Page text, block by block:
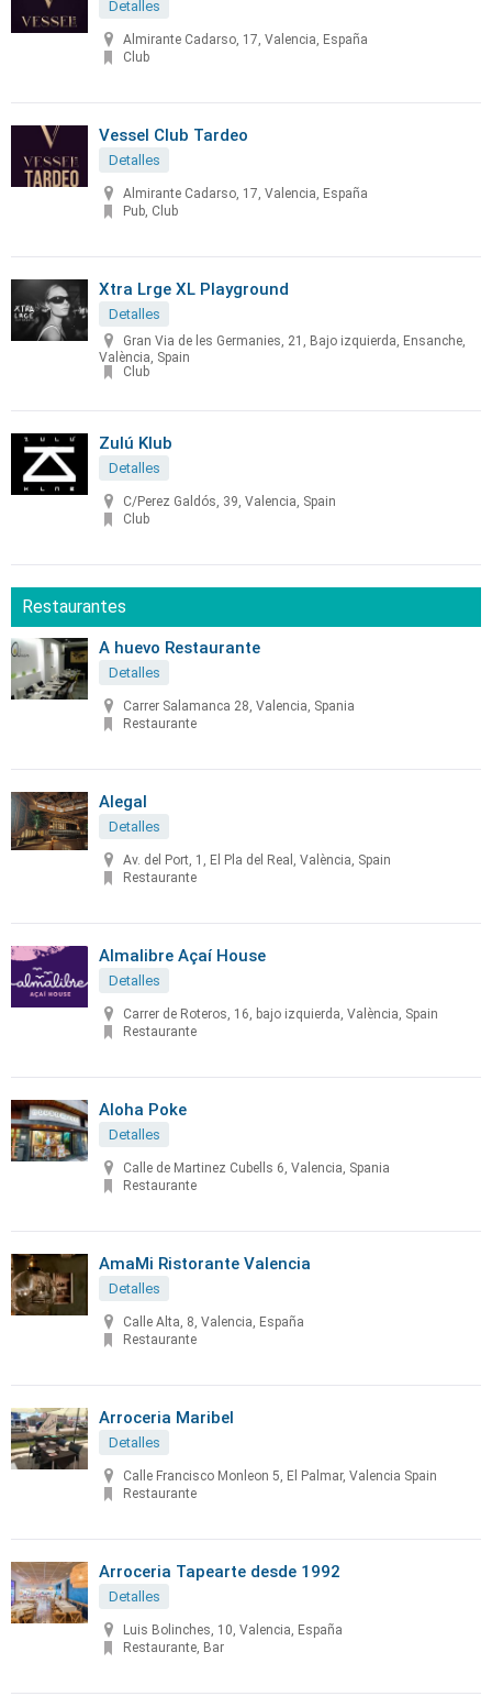
Detalles
Almirante Cadarso, 17, Valencia, España
Club
Vessel Club Tardeo
Detalles
Almirante Cadarso, 17, Valencia, España
Pub, Club
Xtra Lrge XL Playground
Detalles
Gran Via de les Germanies, 21, Bajo izquierda, Ensanche,
València, Spain
Club
Zulú Klub
Detalles
C/Perez Galdós, 39, Valencia, Spain
Club
Restaurantes
A huevo Restaurante
Detalles
Carrer Salamanca 28, Valencia, Spania
Restaurante
Alegal
Detalles
Av. del Port, 1, El Pla del Real, València, Spain
Restaurante
Almalibre Açaí House
Detalles
Carrer de Roteros, 16, bajo izquierda, València, Spain
Restaurante
Aloha Poke
Detalles
Calle de Martinez Cubells 6, Valencia, Spania
Restaurante
AmaMi Ristorante Valencia
Detalles
Calle Alta, 8, Valencia, España
Restaurante
Arroceria Maribel
Detalles
Calle Francisco Monleon 5, El Palmar, Valencia Spain
Restaurante
Arroceria Tapearte desde 1992
Detalles
Luis Bolinches, 10, Valencia, España
Restaurante, Bar